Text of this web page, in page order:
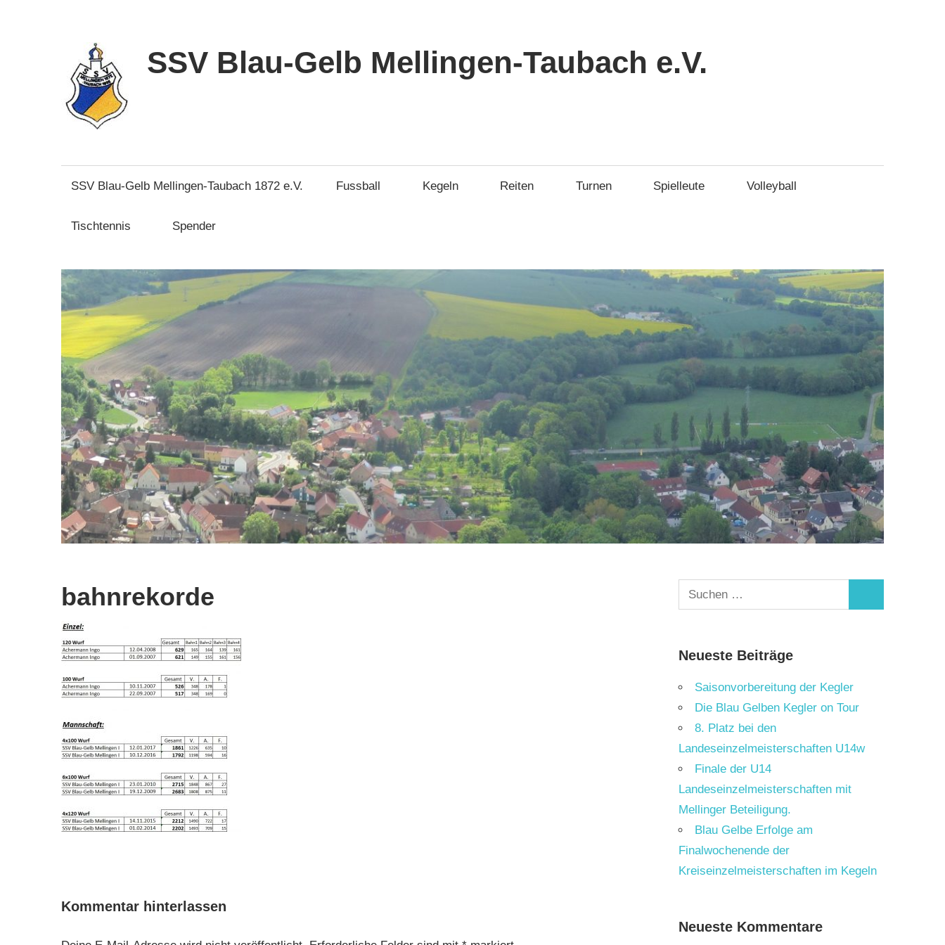
springen
SSV Blau-Gelb Mellingen-Taubach e.V.
SSV Blau-Gelb Mellingen-Taubach 1872 e.V. Fussball Kegeln Reiten Turnen Spielleute Volleyball
Tischtennis Spender
bahnrekorde
Kommentar hinterlassen
Suchen
nach:
Neueste Beiträge
Saisonvorbereitung der Kegler
Die Blau Gelben Kegler on Tour
8. Platz bei den
Landeseinzelmeisterschaften U14w
Finale der U14
Landeseinzelmeisterschaften mit
Mellinger Beteiligung.
Blau Gelbe Erfolge am
Finalwochenende der
Kreiseinzelmeisterschaften im Kegeln
Neueste Kommentare